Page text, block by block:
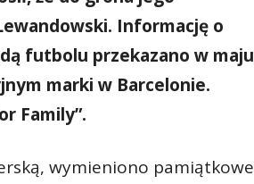
Informację o
futbolu przekazano w maju
marki w Barcelonie.
Family”.
wymieniono pamiątkowe